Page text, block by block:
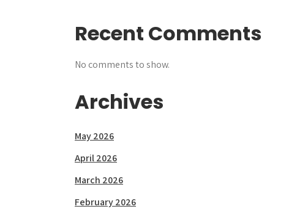
Recent Comments
No comments to show.
Archives
May 2026
April 2026
March 2026
February 2026